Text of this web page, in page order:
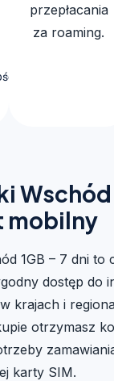
przepłacania
za roaming.
Wschód
mobilny
1GB – 7 dni
dostęp do
krajach i
otrzymasz
karty SIM.